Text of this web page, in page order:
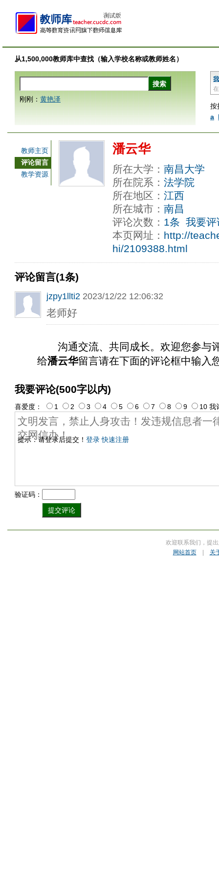
从1,500,000教师库中查找（输入学校名称或教师姓名）
按
a
刚刚： 黄艳泽
教师主页
评论留言
教学资源
潘云华
所在大学： 南昌大学
所在院系： 法学院
所在地区： 江西
所在城市： 南昌
评论次数： 1条 我要评
本页网址： http://
hi/2109388.html
评论留言(1条)
jzpy1llti2 2023/12/22 12:06:32
老师好
沟通交流、共同成长。欢迎您参与
给潘云华留言请在下面的评论框中输入
我要评论(500字以内)
提示：请登录后提交！ 登录 快速注册
喜爱度： 1 2 3 4 5 6 7 8 9 10 我
验证码：
欢迎联系我们，提
网站首页| 关